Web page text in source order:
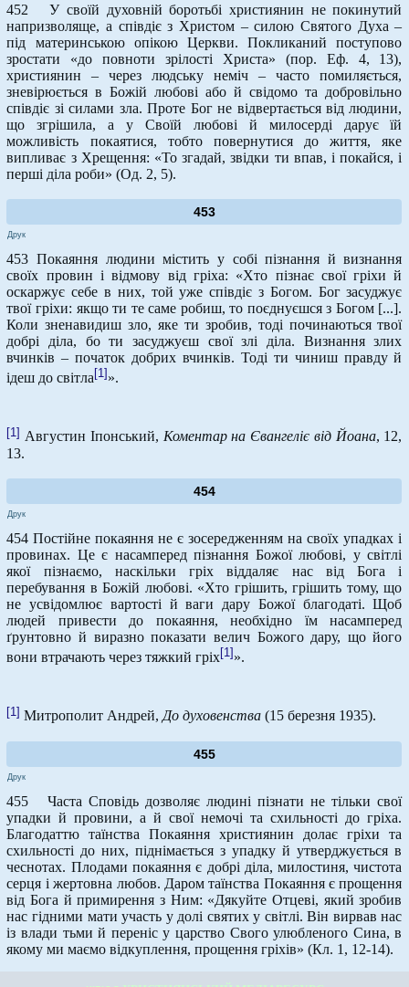
452 У своїй духовній боротьбі християнин не покинутий
напризволяще, а співдіє з Христом – силою Святого Духа –
під материнською опікою Церкви. Покликаний поступово
зростати «до повноти зрілості Христа» (пор. Еф. 4, 13),
християнин – через людську неміч – часто помиляється,
зневірюється в Божій любові або й свідомо та добровільно
співдіє зі силами зла. Проте Бог не відвертається від людини,
що згрішила, а у Своїй любові й милосерді дарує їй
можливість покаятися, тобто повернутися до життя, яке
випливає з Хрещення: «То згадай, звідки ти впав, і покайся, і
перші діла роби» (Од. 2, 5).
453
Друк
453 Покаяння людини містить у собі пізнання й визнання
своїх провин і відмову від гріха: «Хто пізнає свої гріхи й
оскаржує себе в них, той уже співдіє з Богом. Бог засуджує
твої гріхи: якщо ти те саме робиш, то поєднуєшся з Богом [...].
Коли зненавидиш зло, яке ти зробив, тоді починаються твої
добрі діла, бо ти засуджуєш свої злі діла. Визнання злих
вчинків – початок добрих вчинків. Тоді ти чиниш правду й
ідеш до світла [1] ».
[1] Августин Іпонський, Коментар на Євангеліє від Йоана, 12,
13.
454
Друк
454 Постійне покаяння не є зосередженням на своїх упадках і
провинах. Це є насамперед пізнання Божої любові, у світлі
якої пізнаємо, наскільки гріх віддаляє нас від Бога і
перебування в Божій любові. «Хто грішить, грішить тому, що
не усвідомлює вартості й ваги дару Божої благодаті. Щоб
людей привести до покаяння, необхідно їм насамперед
ґрунтовно й виразно показати велич Божого дару, що його
вони втрачають через тяжкий гріх[1] ».
[1] Митрополит Андрей,До духовенства (15 березня 1935).
455
Друк
455 Часта Сповідь дозволяє людині пізнати не тільки свої
упадки й провини, а й свої немочі та схильності до гріха.
Благодаттю таїнства Покаяння християнин долає гріхи та
схильності до них, піднімається з упадку й утверджується в
чеснотах. Плодами покаяння є добрі діла, милостиня, чистота
серця і жертовна любов. Даром таїнства Покаяння є прощення
від Бога й примирення з Ним: «Дякуйте Отцеві, який зробив
нас гідними мати участь у долі святих у світлі. Він вирвав нас
із влади тьми й переніс у царство Свого улюбленого Сина, в
якому ми маємо відкуплення, прощення гріхів» (Кл. 1, 12-14).